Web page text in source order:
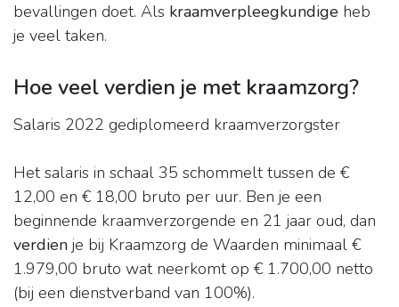
bevallingen doet. Als kraamverpleegkundige heb
je veel taken.
Hoe veel verdien je met kraamzorg?
Salaris 2022 gediplomeerd kraamverzorgster
Het salaris in schaal 35 schommelt tussen de €
12,00 en € 18,00 bruto per uur. Ben je een
beginnende kraamverzorgende en 21 jaar oud, dan
verdien je bij Kraamzorg de Waarden minimaal €
1.979,00 bruto wat neerkomt op € 1.700,00 netto
(bij een dienstverband van 100%).